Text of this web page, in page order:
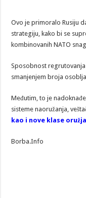
Ovo je primoralo Rusiju
strategiju, kako bi se
kombinovanih NATO
Sposobnost
smanjenjem broja
Međutim, to je
sisteme naoružanja,
kao i nove klase
Borba.Info